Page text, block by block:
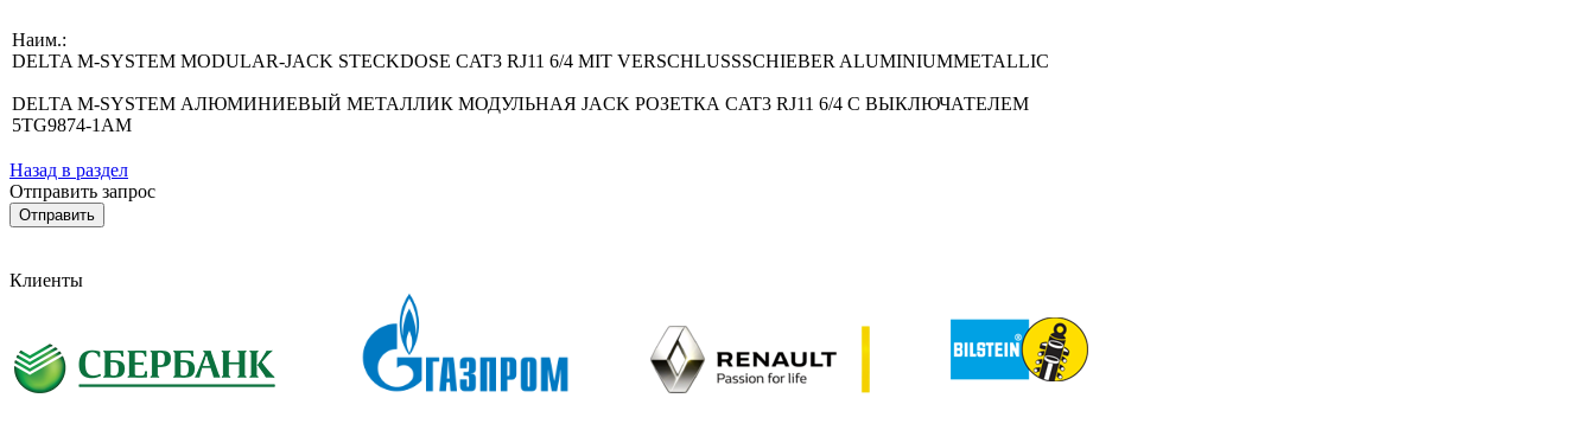
Наим.:
DELTA M-SYSTEM MODULAR-JACK STECKDOSE CAT3 RJ11 6/4 MIT VERSCHLUSSSCHIEBER ALUMINIUMMETALLIC
DELTA M-SYSTEM АЛЮМИНИЕВЫЙ МЕТАЛЛИК МОДУЛЬНАЯ JACK РОЗЕТКА CAT3 RJ11 6/4 С ВЫКЛЮЧАТЕЛЕМ
5TG9874-1AM
Назад в раздел
Отправить запрос
Клиенты